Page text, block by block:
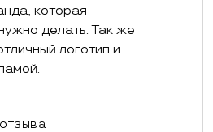
которая
делать. Так же
логотип и